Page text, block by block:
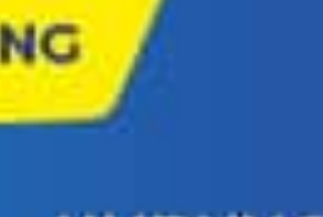
3
Aplikasi
Buku